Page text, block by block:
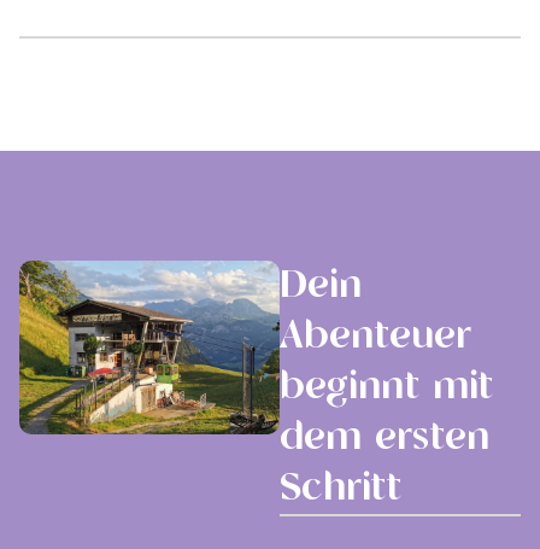
Dein
Abenteuer
beginnt mit
dem ersten
Schritt